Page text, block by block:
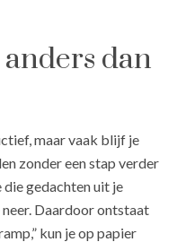
dan
maar vaak blijf je
zonder een stap verder
gedachten uit je
Daardoor ontstaat
kun je op papier